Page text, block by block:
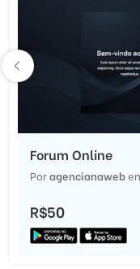
Forum Online
Poragencianaweb
R$50